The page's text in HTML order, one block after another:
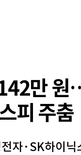
만
피 주춤
자·SK하이닉